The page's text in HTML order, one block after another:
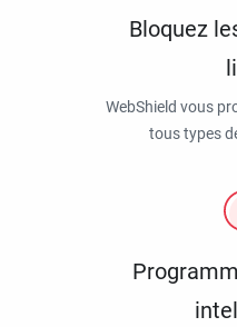
Bloquez
WebShield vous
tous types